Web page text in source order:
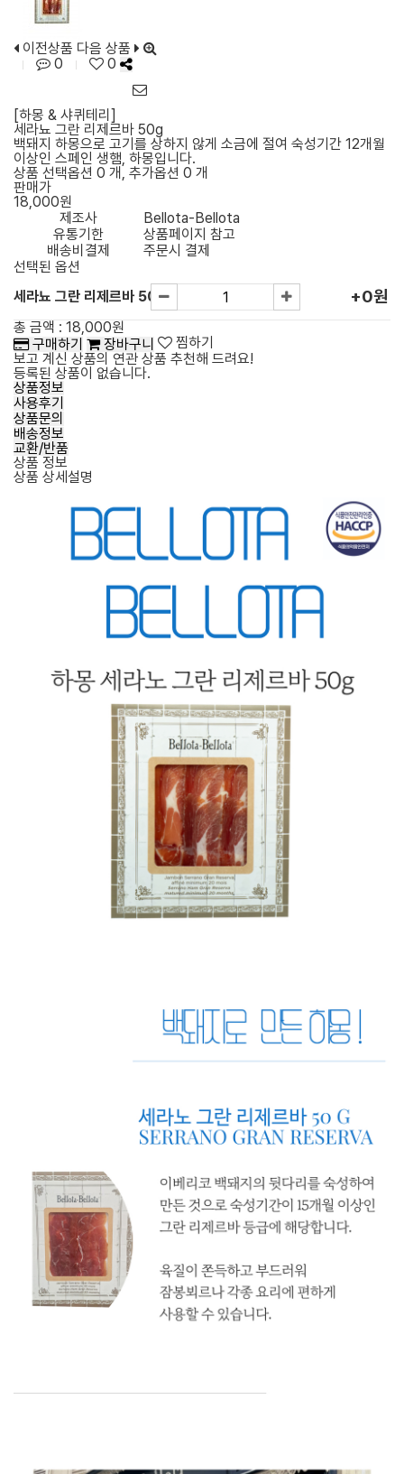
이전상품 다음 상품
0
0
[하몽 & 샤퀴테리]
세라뇨 그란 리제르바 50g
백돼지 하몽으로 고기를 상하지 않게 소금에 절여 숙성기간 12개월
이상인 스페인 생햄, 하몽입니다.
상품 선택옵션 0 개, 추가옵션 0 개
판매가
18,000원
제조사
Bellota-Bellota
유통기한
상품페이지 참고
배송비결제
주문시 결제
선택된 옵션
세라뇨 그란 리제르바 50g
+0원
총 금액 : 18,000원
구매하기
장바구니
찜하기
보고 계신 상품의 연관 상품 추천해 드려요!
등록된 상품이 없습니다.
상품정보
사용후기
상품문의
배송정보
교환/반품
상품 정보
상품 상세설명